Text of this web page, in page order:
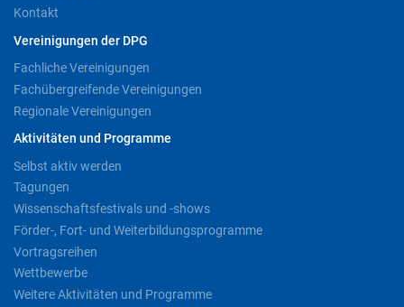
Kontakt
Vereinigungen der DPG
Fachliche Vereinigungen
Fachübergreifende Vereinigungen
Regionale Vereinigungen
Aktivitäten und Programme
Selbst aktiv werden
Tagungen
Wissenschaftsfestivals und -shows
Förder-, Fort- und Weiterbildungsprogramme
Vortragsreihen
Wettbewerbe
Weitere Aktivitäten und Programme